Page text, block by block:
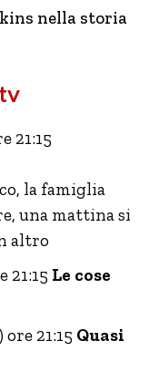
nella storia
21:15
la famiglia
una mattina si
altro
21:15 Le cose
ore 21:15 Quasi